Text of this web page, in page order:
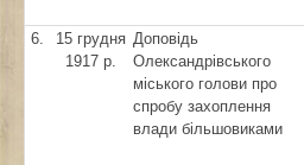
6.
15 грудня
1917 р.
Доповідь
Олександрівського
міського голови про
спробу захоплення
влади більшовиками